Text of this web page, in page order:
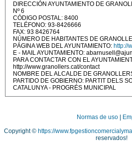
DIRECCIÓN AYUNTAMIENTO DE
Nº 6
CÓDIGO POSTAL: 8400
TELÉFONO: 93-8426666
FAX: 93 8426764
NÚMERO DE HABITANTES DE
PÁGINA WEB DEL AYUNTAMIENTO: http://
E - MAIL AYUNTAMIENTO:
PARA CONTACTAR CON EL
http://www.granollers.cat/contact
NOMBRE DEL ALCALDE DE
PARTIDO DE GOBIERNO: PARTIT DELS
CATALUNYA - PROGRÉS MUNICIPAL
Normas de uso|
Copyright © https://
reservados!